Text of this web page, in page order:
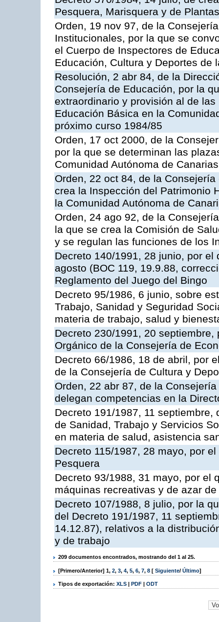
Pesquera, Marisquera y de
Orden, 19 nov 97, de la
Institucionales, por la que se
el Cuerpo de Inspectores de
Educación, Cultura y Deportes de
Resolución, 2 abr 84, de la
Consejería de Educación, por la
extraordinario y provisión al de
Educación Básica en la
próximo curso 1984/85
Orden, 17 oct 2000, de la
por la que se determinan las
Comunidad Autónoma de Canarias
Orden, 22 oct 84, de la
crea la Inspección del Patrimonio
la Comunidad Autónoma de
Orden, 24 ago 92, de la
la que se crea la Comisión de
y se regulan las funciones de los
Decreto 140/1991, 28 junio, por
agosto (BOC 119, 19.9.88,
Reglamento del Juego del Bingo
Decreto 95/1986, 6 junio, sobre
Trabajo, Sanidad y Seguridad
materia de trabajo, salud y
Decreto 230/1991, 20
Orgánico de la Consejería de
Decreto 66/1986, 18 de abril, por
de la Consejería de Cultura y
Orden, 22 abr 87, de la
delegan competencias en la
Decreto 191/1987, 11
de Sanidad, Trabajo y Servicios
en materia de salud, asistencia
Decreto 115/1987, 28 mayo, por
Pesquera
Decreto 93/1988, 31 mayo, por el
máquinas recreativas y de azar
Decreto 107/1988, 8 julio, por la
del Decreto 191/1987, 11
14.12.87), relativos a la
y de trabajo
209 documentos encontrados, mostrando del 1 al 25.
[Primero/Anterior] 1, 2, 3, 4, 5, 6, 7, 8 [ Siguiente/ Último]
Tipos de exportación: XLS | PDF | ODT